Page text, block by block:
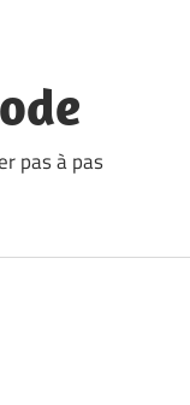
pas à pas